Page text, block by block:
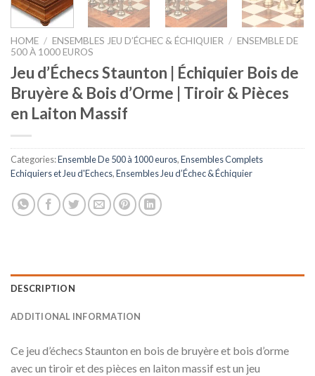
HOME / ENSEMBLES JEU D’ÉCHEC & ÉCHIQUIER / ENSEMBLE DE
500 À 1000 EUROS
Jeu d’Échecs Staunton | Échiquier Bois de
Bruyère & Bois d’Orme | Tiroir & Pièces
en Laiton Massif
Categories:Ensemble De 500 à 1000 euros,Ensembles Complets
Echiquiers et Jeu d'Echecs,Ensembles Jeu d’Échec & Échiquier
DESCRIPTION
ADDITIONAL INFORMATION
Ce jeu d’échecs Staunton en bois de bruyère et bois d’orme
avec un tiroir et des pièces en laiton massif est un jeu